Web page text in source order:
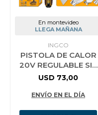
En montevideo
LLEGA MAÑANA
INGCO
PISTOLA DE CALOR
20V REGULABLE SIN
BATERIA INGCO
USD 73,00
ENVÍO EN EL DÍA